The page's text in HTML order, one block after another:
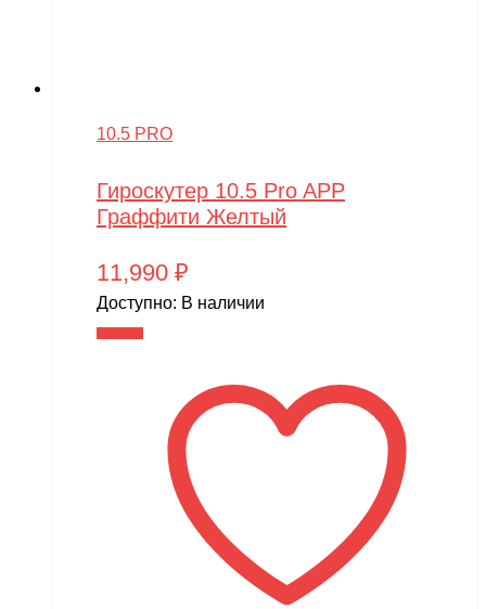
10.5 PRO
Гироскутер 10.5 Pro APP
Граффити Желтый
11,990 ₽
Доступно: В наличии